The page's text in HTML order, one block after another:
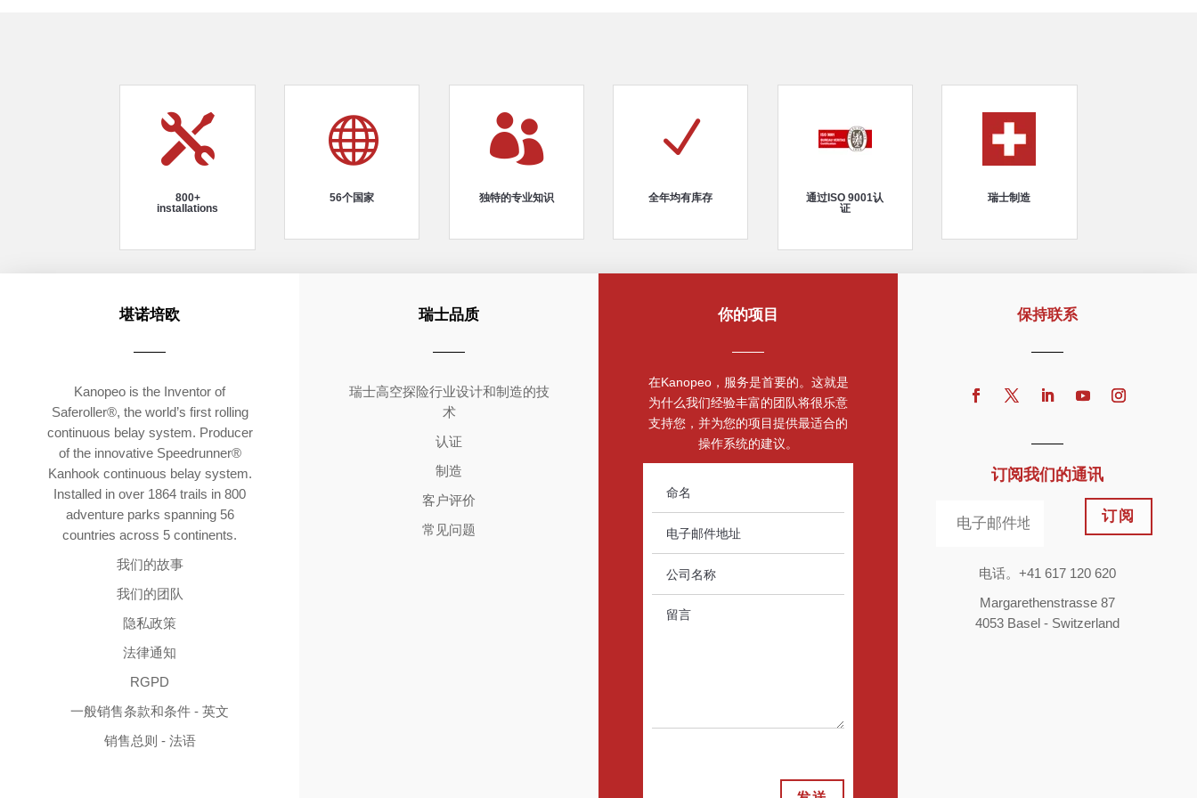

800+
installations

56个国家

独特的专业知识
N
全年均有库存
通过ISO 9001认
证
瑞士制造
堪诺培欧
Kanopeo is the Inventor of
Saferoller®, the world’s first rolling
continuous belay system. Producer
of the innovative Speedrunner®
Kanhook continuous belay system.
Installed in over 1864 trails in 800
adventure parks spanning 56
countries across 5 continents.
我们的故事
我们的团队
隐私政策
法律通知
RGPD
一般销售条款和条件 - 英文
销售总则 - 法语
瑞士品质
瑞士高空探险行业设计和制造的技
术
认证
制造
客户评价
常见问题
你的项目
在Kanopeo，服务是首要的。这就是
为什么我们经验丰富的团队将很乐意
支持您，并为您的项目提供最适合的
操作系统的建议。
保持联系
订阅我们的通讯
订阅
电话。+41 617 120 620
Margarethenstrasse 87
4053 Basel - Switzerland